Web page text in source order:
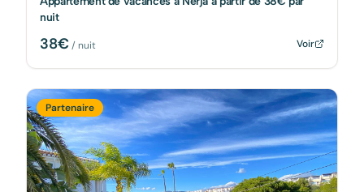
nuit
38€/ nuit Voir
Partenaire